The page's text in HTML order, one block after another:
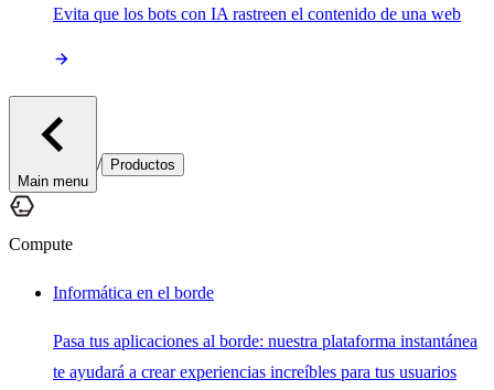
Evita que los bots con IA rastreen el contenido de una web
Main menu
/ Productos
Compute
Informática en el borde
Pasa tus aplicaciones al borde: nuestra plataforma instantánea
te ayudará a crear experiencias increíbles para tus usuarios